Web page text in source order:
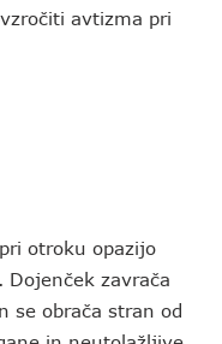
avtizma pri
otroku opazijo
Dojenček zavrača
se obrača stran od